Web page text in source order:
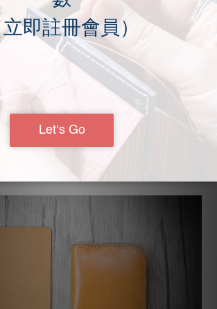
，去感受它們的質感與細膩。
特級植鞣頭層皮。
溫適宜。
而且當地的畜牧業發展程度非常高。
用化學材料保存原皮，沿用手工撒鹽醃漬。
質的皮革。